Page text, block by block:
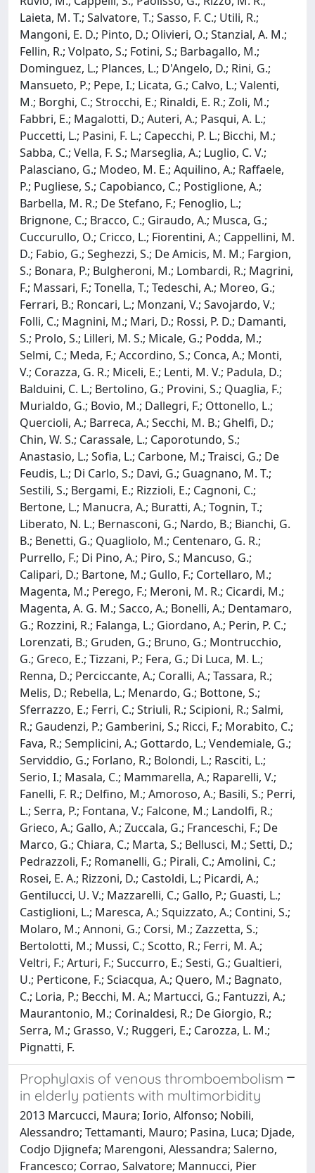
Laieta, M. T.; Salvatore, T.; Sasso, F. C.; Utili, R.;
Mangoni, E. D.; Pinto, D.; Olivieri, O.; Stanzial, A. M.;
Fellin, R.; Volpato, S.; Fotini, S.; Barbagallo, M.;
Dominguez, L.; Plances, L.; D'Angelo, D.; Rini, G.;
Mansueto, P.; Pepe, I.; Licata, G.; Calvo, L.; Valenti,
M.; Borghi, C.; Strocchi, E.; Rinaldi, E. R.; Zoli, M.;
Fabbri, E.; Magalotti, D.; Auteri, A.; Pasqui, A. L.;
Puccetti, L.; Pasini, F. L.; Capecchi, P. L.; Bicchi, M.;
Sabba, C.; Vella, F. S.; Marseglia, A.; Luglio, C. V.;
Palasciano, G.; Modeo, M. E.; Aquilino, A.; Raffaele,
P.; Pugliese, S.; Capobianco, C.; Postiglione, A.;
Barbella, M. R.; De Stefano, F.; Fenoglio, L.;
Brignone, C.; Bracco, C.; Giraudo, A.; Musca, G.;
Cuccurullo, O.; Cricco, L.; Fiorentini, A.; Cappellini, M.
D.; Fabio, G.; Seghezzi, S.; De Amicis, M. M.; Fargion,
S.; Bonara, P.; Bulgheroni, M.; Lombardi, R.; Magrini,
F.; Massari, F.; Tonella, T.; Tedeschi, A.; Moreo, G.;
Ferrari, B.; Roncari, L.; Monzani, V.; Savojardo, V.;
Folli, C.; Magnini, M.; Mari, D.; Rossi, P. D.; Damanti,
S.; Prolo, S.; Lilleri, M. S.; Micale, G.; Podda, M.;
Selmi, C.; Meda, F.; Accordino, S.; Conca, A.; Monti,
V.; Corazza, G. R.; Miceli, E.; Lenti, M. V.; Padula, D.;
Balduini, C. L.; Bertolino, G.; Provini, S.; Quaglia, F.;
Murialdo, G.; Bovio, M.; Dallegri, F.; Ottonello, L.;
Quercioli, A.; Barreca, A.; Secchi, M. B.; Ghelfi, D.;
Chin, W. S.; Carassale, L.; Caporotundo, S.;
Anastasio, L.; Sofia, L.; Carbone, M.; Traisci, G.; De
Feudis, L.; Di Carlo, S.; Davi, G.; Guagnano, M. T.;
Sestili, S.; Bergami, E.; Rizzioli, E.; Cagnoni, C.;
Bertone, L.; Manucra, A.; Buratti, A.; Tognin, T.;
Liberato, N. L.; Bernasconi, G.; Nardo, B.; Bianchi, G.
B.; Benetti, G.; Quagliolo, M.; Centenaro, G. R.;
Purrello, F.; Di Pino, A.; Piro, S.; Mancuso, G.;
Calipari, D.; Bartone, M.; Gullo, F.; Cortellaro, M.;
Magenta, M.; Perego, F.; Meroni, M. R.; Cicardi, M.;
Magenta, A. G. M.; Sacco, A.; Bonelli, A.; Dentamaro,
G.; Rozzini, R.; Falanga, L.; Giordano, A.; Perin, P. C.;
Lorenzati, B.; Gruden, G.; Bruno, G.; Montrucchio,
G.; Greco, E.; Tizzani, P.; Fera, G.; Di Luca, M. L.;
Renna, D.; Perciccante, A.; Coralli, A.; Tassara, R.;
Melis, D.; Rebella, L.; Menardo, G.; Bottone, S.;
Sferrazzo, E.; Ferri, C.; Striuli, R.; Scipioni, R.; Salmi,
R.; Gaudenzi, P.; Gamberini, S.; Ricci, F.; Morabito, C.;
Fava, R.; Semplicini, A.; Gottardo, L.; Vendemiale, G.;
Serviddio, G.; Forlano, R.; Bolondi, L.; Rasciti, L.;
Serio, I.; Masala, C.; Mammarella, A.; Raparelli, V.;
Fanelli, F. R.; Delfino, M.; Amoroso, A.; Basili, S.; Perri,
L.; Serra, P.; Fontana, V.; Falcone, M.; Landolfi, R.;
Grieco, A.; Gallo, A.; Zuccala, G.; Franceschi, F.; De
Marco, G.; Chiara, C.; Marta, S.; Bellusci, M.; Setti, D.;
Pedrazzoli, F.; Romanelli, G.; Pirali, C.; Amolini, C.;
Rosei, E. A.; Rizzoni, D.; Castoldi, L.; Picardi, A.;
Gentilucci, U. V.; Mazzarelli, C.; Gallo, P.; Guasti, L.;
Castiglioni, L.; Maresca, A.; Squizzato, A.; Contini, S.;
Molaro, M.; Annoni, G.; Corsi, M.; Zazzetta, S.;
Bertolotti, M.; Mussi, C.; Scotto, R.; Ferri, M. A.;
Veltri, F.; Arturi, F.; Succurro, E.; Sesti, G.; Gualtieri,
U.; Perticone, F.; Sciacqua, A.; Quero, M.; Bagnato,
C.; Loria, P.; Becchi, M. A.; Martucci, G.; Fantuzzi, A.;
Maurantonio, M.; Corinaldesi, R.; De Giorgio, R.;
Serra, M.; Grasso, V.; Ruggeri, E.; Carozza, L. M.;
Pignatti, F.
Prophylaxis of venous thromboembolism
in elderly patients with multimorbidity
2013 Marcucci, Maura; Iorio, Alfonso; Nobili,
Alessandro; Tettamanti, Mauro; Pasina, Luca; Djade,
Codjo Djignefa; Marengoni, Alessandra; Salerno,
Francesco; Corrao, Salvatore; Mannucci, Pier